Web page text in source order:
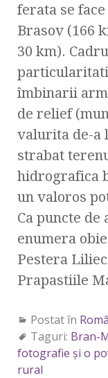
ferata se
Brasov (166
30 km).
îmbinarii
de relief
valurita de-a
strabat
hidrografica
un valoros
Ca puncte
enumera
Pestera
Prapastiile
Postat în
Taguri: Bran-
fotografie şi o
rural